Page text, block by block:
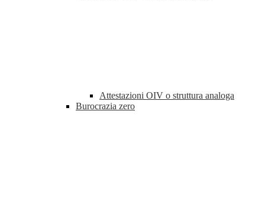
Attestazioni OIV o struttura analoga
Burocrazia zero